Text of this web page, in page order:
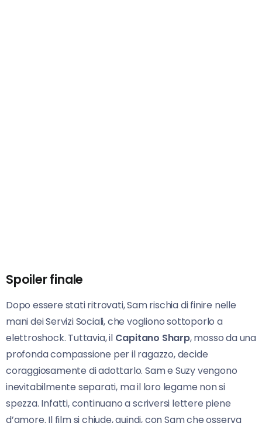
Spoiler finale
Dopo essere stati ritrovati, Sam rischia di finire nelle
mani dei Servizi Sociali, che vogliono sottoporlo a
elettroshock. Tuttavia, il Capitano Sharp, mosso da una
profonda compassione per il ragazzo, decide
coraggiosamente di adottarlo. Sam e Suzy vengono
inevitabilmente separati, ma il loro legame non si
spezza. Infatti, continuano a scriversi lettere piene
d’amore. Il film si chiude, quindi, con Sam che osserva